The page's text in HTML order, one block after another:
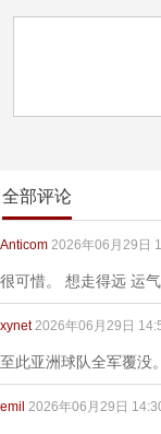
全部评论
Anticom 2026年06月29日
很可惜。 想走得远 运
xynet 2026年06月29日
至此亚洲球队全军覆没。
emil 2026年06月29日